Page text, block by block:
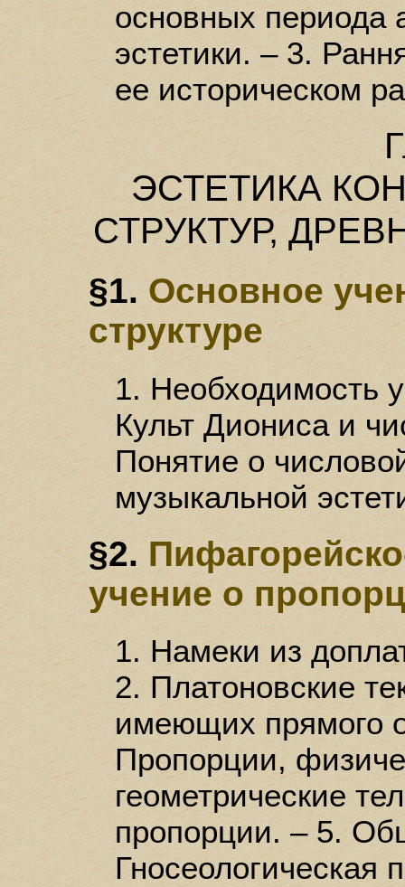
основных периода
эстетики. – 3.
ее историческом
ЭСТЕТИКА
СТРУКТУР,
§1. Основное
структуре
1. Необходимость
Культ Диониса и
Понятие о
музыкальной
§2.
учение о
1. Намеки из
2. Платоновские
имеющих прямого
Пропорции,
геометрические
пропорции. – 5.
Гносеологическая